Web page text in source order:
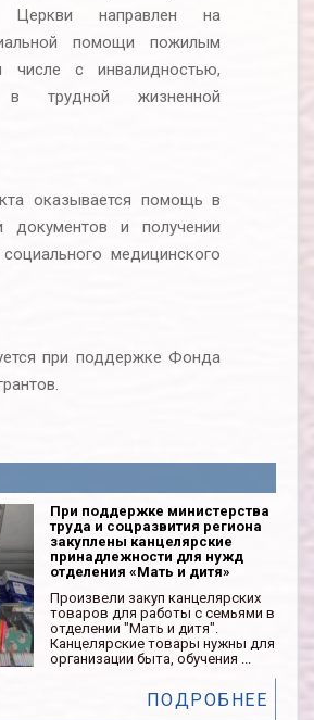
Церкви направлен на
помощи пожилым
с инвалидностью,
в трудной жизненной
оказывается помощь в
документов и получении
медицинского
при поддержке Фонда
При поддержке министерства
труда и соцразвития региона
закуплены канцелярские
принадлежности для нужд
отделения «Мать и дитя»
Произвели закуп канцелярских
товаров для работы с семьями в
отделении "Мать и дитя".
Канцелярские товары нужны для
организации быта, обучения ...
ПОДРОБНЕЕ